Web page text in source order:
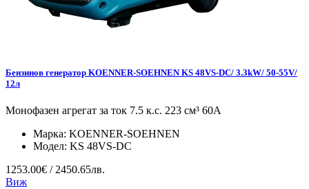
Бензинов генератор KOENNER-SOEHNEN KS 48VS-DC/ 3.3kW/ 50-55V/
12л
Монофазен агрегат за ток 7.5 к.с. 223 см³ 60А
Марка: KOENNER-SOEHNEN
Модел: KS 48VS-DC
1253.00€ / 2450.65лв.
Виж